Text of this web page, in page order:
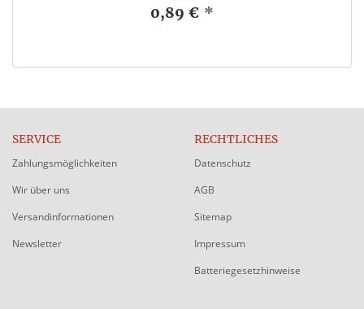
0,89 € *
SERVICE
Zahlungsmöglichkeiten
Wir über uns
Versandinformationen
Newsletter
RECHTLICHES
Datenschutz
AGB
Sitemap
Impressum
Batteriegesetzhinweise